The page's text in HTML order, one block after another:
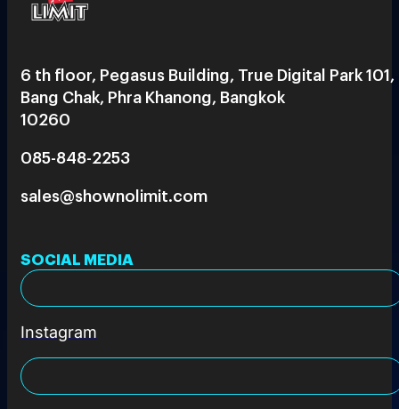
6 th floor, Pegasus Building, True Digital Park 101,
Bang Chak, Phra Khanong, Bangkok
10260
085-848-2253
sales@shownolimit.com
SOCIAL MEDIA
Instagram